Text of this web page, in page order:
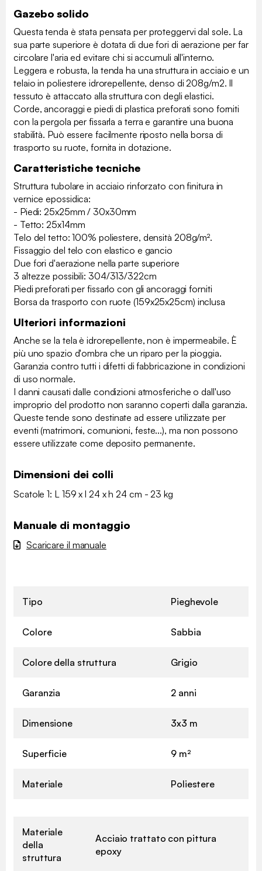
Gazebo solido
Questa tenda è stata pensata per proteggervi dal sole. La
sua parte superiore è dotata di due fori di aerazione per far
circolare l'aria ed evitare chi si accumuli all'interno.
Leggera e robusta, la tenda ha una struttura in acciaio e un
telaio in poliestere idrorepellente, denso di 208g/m2. Il
tessuto è attaccato alla struttura con degli elastici.
Corde, ancoraggi e piedi di plastica preforati sono forniti
con la pergola per fissarla a terra e garantire una buona
stabilità. Può essere facilmente riposto nella borsa di
trasporto su ruote, fornita in dotazione.
Caratteristiche tecniche
Struttura tubolare in acciaio rinforzato con finitura in
vernice epossidica:
- Piedi: 25x25mm / 30x30mm
- Tetto: 25x14mm
Telo del tetto: 100% poliestere, densità 208g/m².
Fissaggio del telo con elastico e gancio
Due fori d'aerazione nella parte superiore
3 altezze possibili: 304/313/322cm
Piedi preforati per fissarlo con gli ancoraggi forniti
Borsa da trasporto con ruote (159x25x25cm) inclusa
Ulteriori informazioni
Anche se la tela è idrorepellente, non è impermeabile. È
più uno spazio d'ombra che un riparo per la pioggia.
Garanzia contro tutti i difetti di fabbricazione in condizioni
di uso normale.
I danni causati dalle condizioni atmosferiche o dall'uso
improprio del prodotto non saranno coperti dalla garanzia.
Queste tende sono destinate ad essere utilizzate per
eventi (matrimoni, comunioni, feste...), ma non possono
essere utilizzate come deposito permanente.
Dimensioni dei colli
Scatole 1: L 159 x l 24 x h 24 cm - 23 kg
Manuale di montaggio
Scaricare il manuale
Tipo Pieghevole
Colore Sabbia
Colore della struttura Grigio
Garanzia 2 anni
Dimensione 3x3 m
Superficie 9 m²
Materiale Poliestere
Materiale
della
struttura
Acciaio trattato con pittura
epoxy